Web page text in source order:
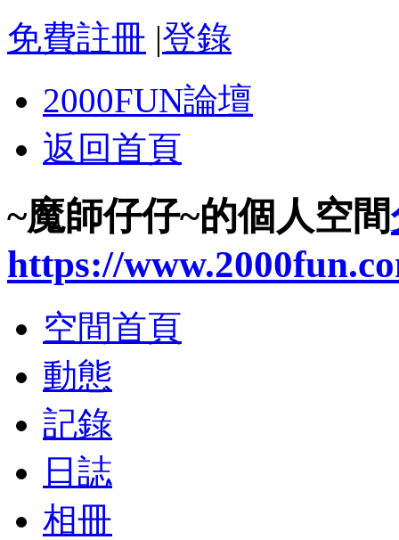
免費註冊 |登錄
2000FUN論壇
返回首頁
~魔師仔仔~的個人空間
https://
空間首頁
動態
記錄
日誌
相冊